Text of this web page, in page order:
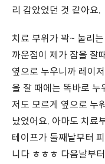
리 감았었던 것 같아요.
치료 부위가 꽉~ 눌리
까운점이 제가 잠을 잘
옆으로 누우니까 레이
을 잘 때에는 똑바로
저도 모르게 옆으로 누
났었어요. 아마도 치료
테이프가 둘째날부터
니다 ㅎㅎㅎ 다음날부